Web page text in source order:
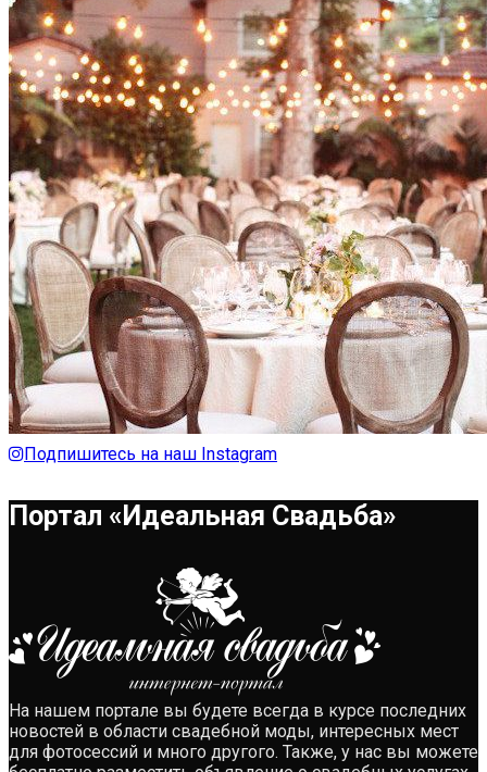
Подпишитесь на наш Instagram
Портал «Идеальная Свадьба»
На нашем портале вы будете всегда в курсе последних
новостей в области свадебной моды, интересных мест
для фотосессий и много другого. Также, у нас вы можете